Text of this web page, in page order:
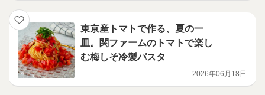
東京産トマトで作る、夏の一
皿。関ファームのトマトで楽し
む梅しそ冷製パスタ
2026年06月18日